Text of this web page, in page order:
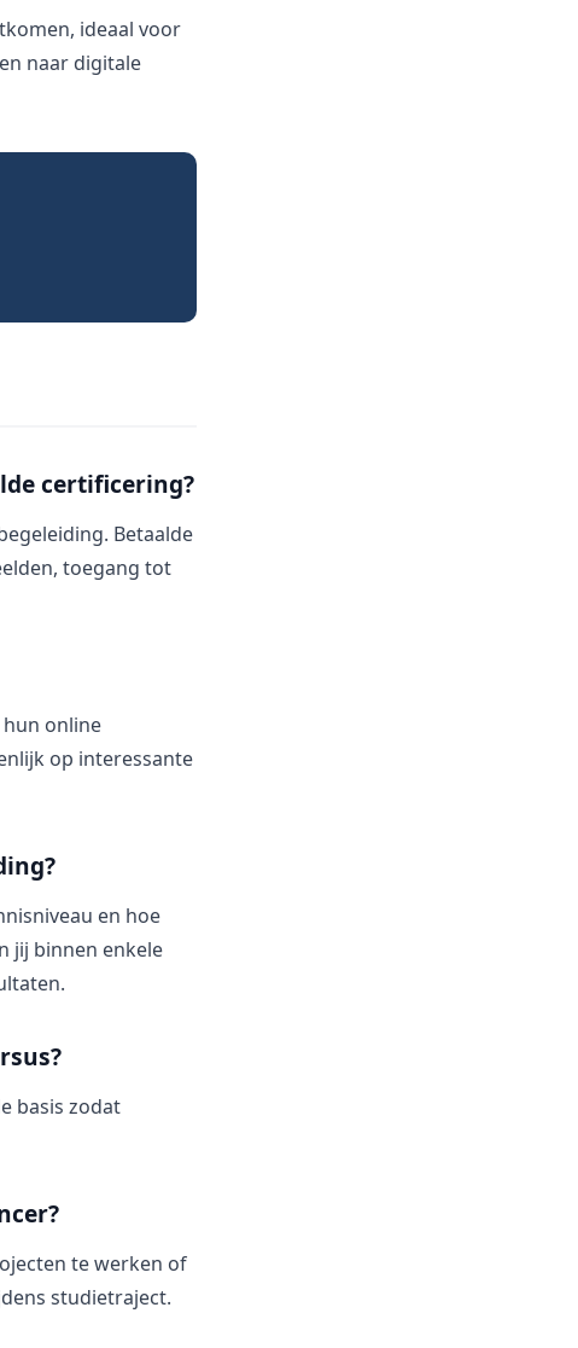
ideaal voor
naar digitale
certificering?
Betaalde
toegang tot
online
op interessante
en hoe
jij binnen enkele
basis zodat
te werken of
studietraject.